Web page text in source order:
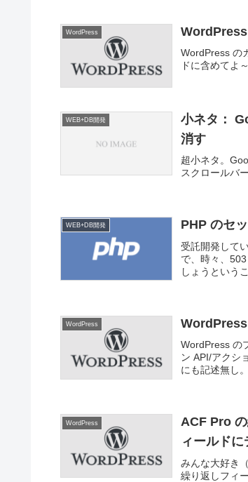
WordPress WordPress
WordPress の
ドに含めてよ
WEB+DB開発
小ネタ：
消す
超小ネタ。
スクロールバ
WEB+DB開発 PHP のセ
受託開発して
で、時々、
しょうという
WordPress WordPress
WordPress の
ン API/アクシ
にも記述無し。
WordPress
ACF Pro
ィールド
みんな大好き
繰り返しフィ